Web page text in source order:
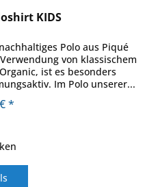
KIDS
Polo aus Piqué
von klassischem
ist es besonders
Im Polo unserer...
*